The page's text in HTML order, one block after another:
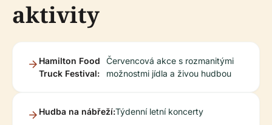
aktivity
Hamilton Food
Truck Festival:
Červencová akce s rozmanitými
možnostmi jídla a živou hudbou
Hudba na nábřeží:Týdenní letní koncerty